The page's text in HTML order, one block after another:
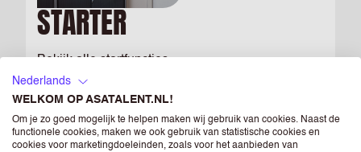
STARTER
Bekijk alle startfuncties
Nederlands
WELKOM OP ASATALENT.NL!
Om je zo goed mogelijk te helpen maken wij gebruik van cookies. Naast de
functionele cookies, maken we ook gebruik van statistische cookies en
cookies voor marketingdoeleinden, zoals voor het aanbieden van